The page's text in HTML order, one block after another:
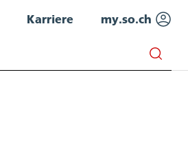
Karriere my.so.ch